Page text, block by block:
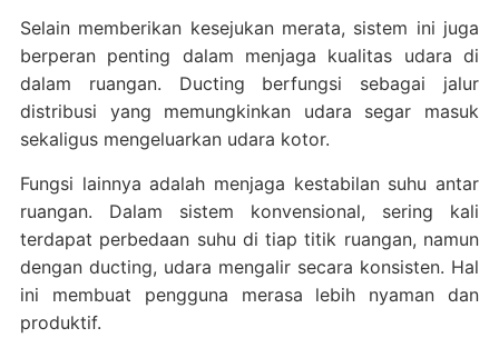
Selain memberikan kesejukan merata, sistem ini juga
berperan penting dalam menjaga kualitas udara di
dalam ruangan. Ducting berfungsi sebagai jalur
distribusi yang memungkinkan udara segar masuk
sekaligus mengeluarkan udara kotor.
Fungsi lainnya adalah menjaga kestabilan suhu antar
ruangan. Dalam sistem konvensional, sering kali
terdapat perbedaan suhu di tiap titik ruangan, namun
dengan ducting, udara mengalir secara konsisten. Hal
ini membuat pengguna merasa lebih nyaman dan
produktif.